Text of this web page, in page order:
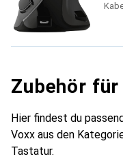
Zubehör
Hier findest du
Voxx aus den
Tastatur.